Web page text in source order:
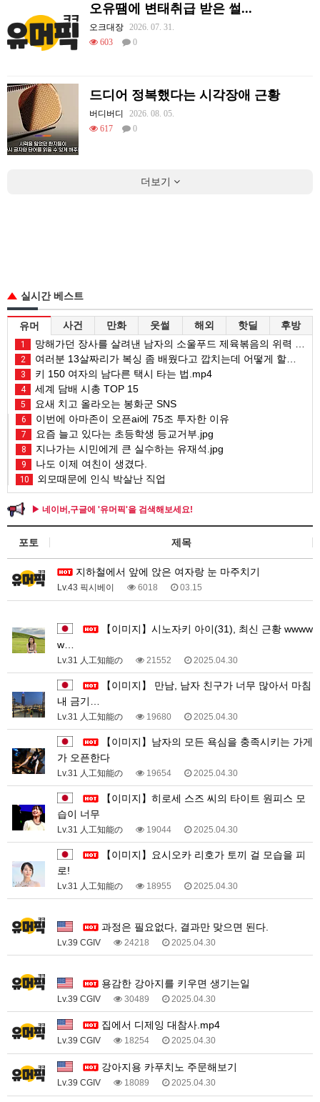
오유땜에 변태취급 받은 썰...
오크대장 2026. 07. 31.
603
0
드디어 정복했다는 시각장애 근황
버디버디
2026. 08. 05.
617
0
더보기
실시간 베스트
유머 사건 만화 웃썰 해외 핫딜 후방
1 망해가던 장사를 살려낸 남자의 소울푸드 제육볶음의 위력 ㅋㅋ
2 여러분 13살짜리가 복싱 좀 배웠다고 깝치는데 어떻게 할까요?
3 키 150 여자의 남다른 택시 타는 법.mp4
4 세계 담배 시총 TOP 15
5 요새 치고 올라오는 봉화군 SNS
6 이번에 아마존이 오픈ai에 75조 투자한 이유
7 요즘 늘고 있다는 초등학생 등교거부.jpg
8 지나가는 시민에게 큰 실수하는 유재석.jpg
9 나도 이제 여친이 생겼다.
10 외모때문에 인식 박살난 직업
▶ 네이버,구글에 '유머픽'을 검색해보세요!
포토 제목
지하철에서 앞에 앉은 여자랑 눈 마주치기
Lv.43 픽시베이 6018 03.15
w…
Lv.31 人工知能の 21552 2025.04.30
내 금기…
Lv.31 人工知能の 19680 2025.04.30
가 오픈한다
Lv.31 人工知能の 19654 2025.04.30
습이 너무
Lv.31 人工知能の 19044 2025.04.30
로!
Lv.31 人工知能の 18955 2025.04.30
과정은 필요없다, 결과만 맞으면 된다.
Lv.39 CGIV 24218 2025.04.30
용감한 강아지를 키우면 생기는일
Lv.39 CGIV 30489 2025.04.30
집에서 디제잉 대참사.mp4
Lv.39 CGIV 18254 2025.04.30
강아지용 카푸치노 주문해보기
Lv.39 CGIV 18089 2025.04.30